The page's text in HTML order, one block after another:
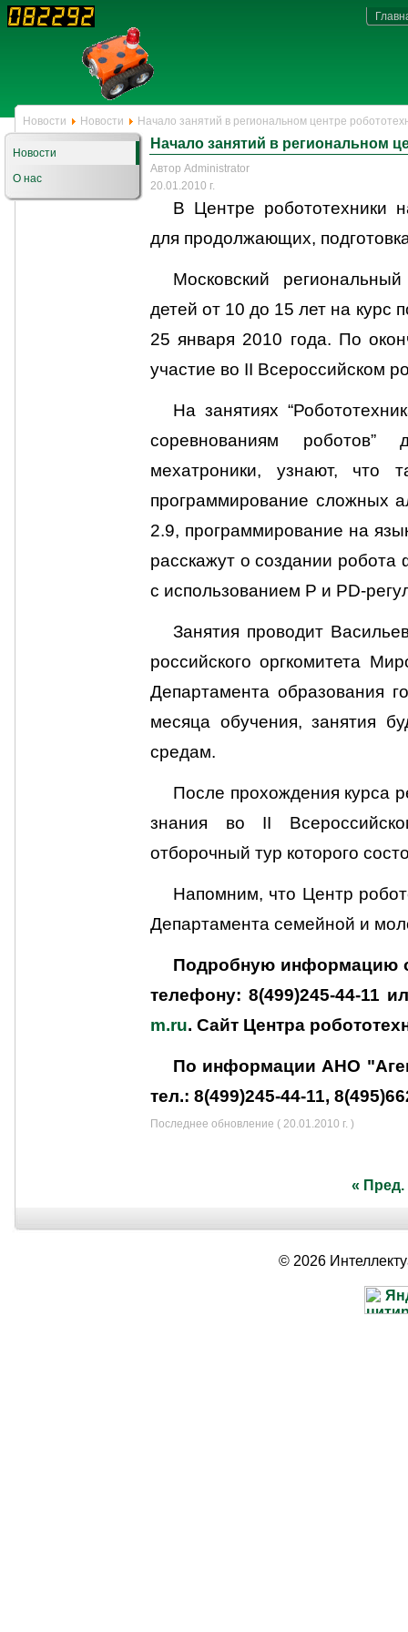
Новости Новости Начало занятий в региональном центре
Новости
О нас
Начало занятий в региональном
Автор Administrator
20.01.2010 г.
В Центре робототехники
для продолжающих,
Московский
детей от 10 до 15 лет на курс
25 января 2010 года. По
участие во II Всероссийском
На занятиях
соревнованиям роботов”
мехатроники, узнают, что
программирование сложных
2.9, программирование на
расскажут о создании
с использованием P и PD-
Занятия проводит
российского оргкомитета
Департамента образования
месяца обучения, занятия
средам.
После прохождения курса
знания во II
отборочный тур которого
Напомним, что Центр
Департамента семейной и
Подробную информацию
телефону: 8(499)245-44-11
m.ru. Сайт Центра
По информации АНО
тел.: 8(499)245-44-11,
Последнее обновление ( 20.01.2010 г. )
« Пред.
© 2026